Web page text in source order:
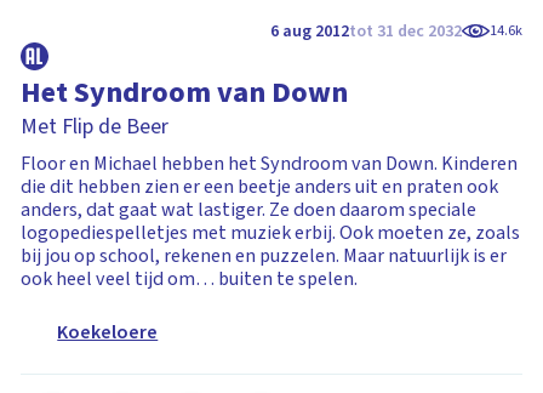
6 aug 2012tot 31 dec 2032 14.6k
Het Syndroom van Down
Met Flip de Beer
Floor en Michael hebben het Syndroom van Down. Kinderen
die dit hebben zien er een beetje anders uit en praten ook
anders, dat gaat wat lastiger. Ze doen daarom speciale
logopediespelletjes met muziek erbij. Ook moeten ze, zoals
bij jou op school, rekenen en puzzelen. Maar natuurlijk is er
ook heel veel tijd om… buiten te spelen.
Koekeloere